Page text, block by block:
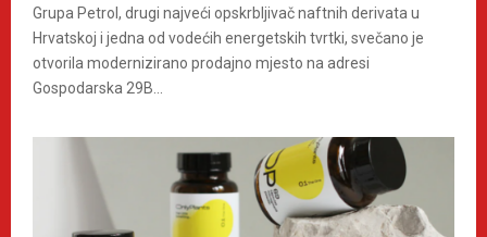
Grupa Petrol, drugi najveći opskrbljivač naftnih derivata u
Hrvatskoj i jedna od vodećih energetskih tvrtki, svečano je
otvorila modernizirano prodajno mjesto na adresi
Gospodarska 29B...